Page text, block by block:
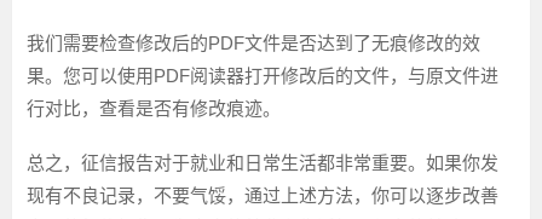
我们需要检查修改后的PDF文件是否达到了无痕修改的效
果。您可以使用PDF阅读器打开修改后的文件，与原文件进
行对比，查看是否有修改痕迹。
总之，征信报告对于就业和日常生活都非常重要。如果你发
现有不良记录，不要气馁，通过上述方法，你可以逐步改善